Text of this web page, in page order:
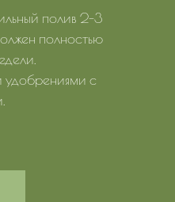
полив 2-3
полностью
удобрениями с